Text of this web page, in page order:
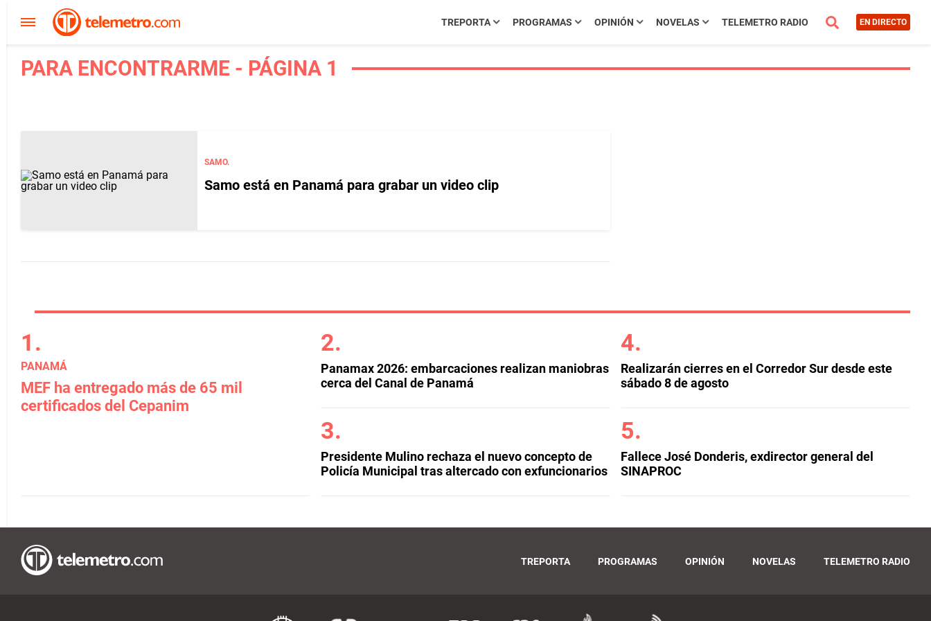
TREPORTA PROGRAMAS OPINIÓN NOVELAS TELEMETRO RADIO EN DIRECTO
PARA ENCONTRARME - PÁGINA 1
SAMO.
Samo está en Panamá para grabar un video clip
PANAMÁ
MEF ha entregado más de 65 mil
certificados del Cepanim
Panamax 2026: embarcaciones realizan maniobras
cerca del Canal de Panamá
Presidente Mulino rechaza el nuevo concepto de
Policía Municipal tras altercado con exfuncionarios
Realizarán cierres en el Corredor Sur desde este
sábado 8 de agosto
Fallece José Donderis, exdirector general del
SINAPROC
TREPORTA PROGRAMAS OPINIÓN NOVELAS TELEMETRO RADIO